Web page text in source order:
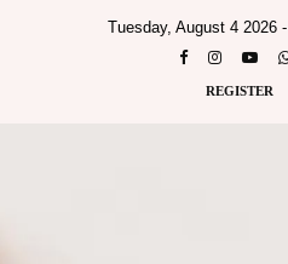
Tuesday, August 4 2026 -
REGISTER